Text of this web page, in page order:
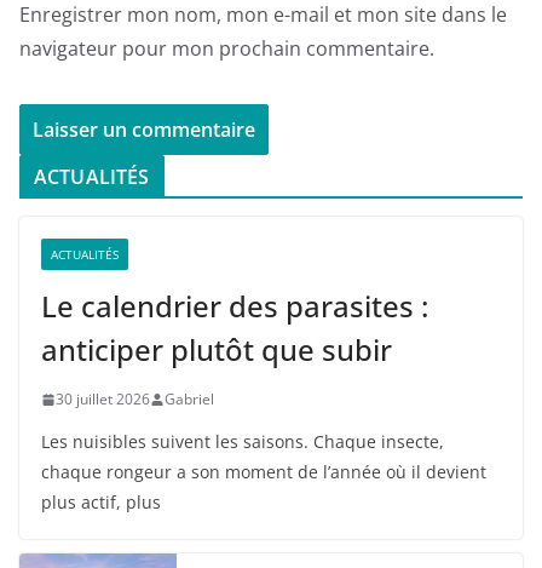
Enregistrer mon nom, mon e-mail et mon site dans le
navigateur pour mon prochain commentaire.
ACTUALITÉS
ACTUALITÉS
Le calendrier des parasites :
anticiper plutôt que subir
30 juillet 2026 Gabriel
Les nuisibles suivent les saisons. Chaque insecte,
chaque rongeur a son moment de l’année où il devient
plus actif, plus